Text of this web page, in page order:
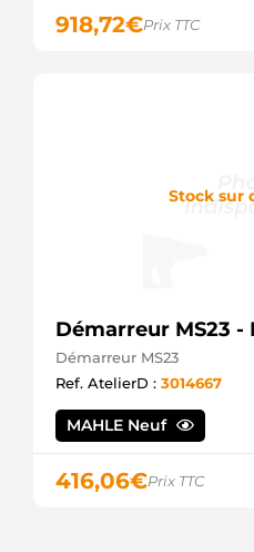
918,72€Prix TTC
Stock sur
Démarreur MS23 -
Démarreur MS23
Ref. AtelierD : 3014667
MAHLE Neuf
416,06€Prix TTC